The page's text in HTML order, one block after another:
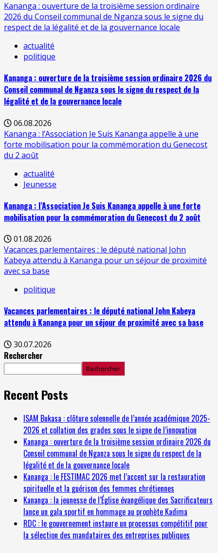
Kananga : ouverture de la troisième session ordinaire
2026 du Conseil communal de Nganza sous le signe du
respect de la légalité et de la gouvernance locale
actualité
politique
Kananga : ouverture de la troisième session ordinaire 2026 du
Conseil communal de Nganza sous le signe du respect de la
légalité et de la gouvernance locale
06.08.2026
Kananga : l’Association Je Suis Kananga appelle à une
forte mobilisation pour la commémoration du Genecost
du 2 août
actualité
Jeunesse
Kananga : l’Association Je Suis Kananga appelle à une forte
mobilisation pour la commémoration du Genecost du 2 août
01.08.2026
Vacances parlementaires : le député national John
Kabeya attendu à Kananga pour un séjour de proximité
avec sa base
politique
Vacances parlementaires : le député national John Kabeya
attendu à Kananga pour un séjour de proximité avec sa base
30.07.2026
Rechercher
Rechercher
Recent Posts
ISAM Bukasa : clôture solennelle de l’année académique 2025-
2026 et collation des grades sous le signe de l’innovation
Kananga : ouverture de la troisième session ordinaire 2026 du
Conseil communal de Nganza sous le signe du respect de la
légalité et de la gouvernance locale
Kananga : le FESTIMAC 2026 met l’accent sur la restauration
spirituelle et la guérison des femmes chrétiennes
Kananga : la jeunesse de l’Église évangélique des Sacrificateurs
lance un gala sportif en hommage au prophète Kadima
RDC : le gouvernement instaure un processus compétitif pour
la sélection des mandataires des entreprises publiques